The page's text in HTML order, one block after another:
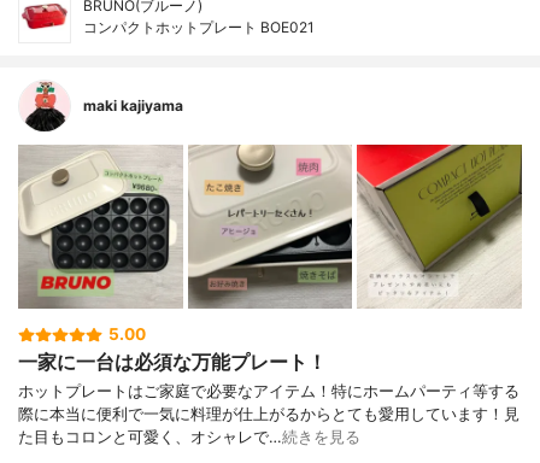
BRUNO(ブルーノ)
コンパクトホットプレート BOE021
maki kajiyama
5.00
一家に一台は必須な万能プレート！
ホットプレートはご家庭で必要なアイテム！特にホームパーティ等する
際に本当に便利で一気に料理が仕上がるからとても愛用しています！見
た目もコロンと可愛く、オシャレで…続きを見る